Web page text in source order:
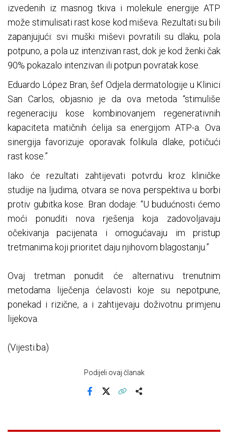
izvedenih iz masnog tkiva i molekule energije ATP
može stimulisati rast kose kod miševa. Rezultati su bili
zapanjujući: svi muški miševi povratili su dlaku, pola
potpuno, a pola uz intenzivan rast, dok je kod ženki čak
90% pokazalo intenzivan ili potpun povratak kose.
Eduardo López Bran, šef Odjela dermatologije u Klinici
San Carlos, objasnio je da ova metoda “stimuliše
regeneraciju kose kombinovanjem regenerativnih
kapaciteta matičnih ćelija sa energijom ATP-a. Ova
sinergija favorizuje oporavak folikula dlake, potičući
rast kose.”
Iako će rezultati zahtijevati potvrdu kroz kliničke
studije na ljudima, otvara se nova perspektiva u borbi
protiv gubitka kose. Bran dodaje: “U budućnosti ćemo
moći ponuditi nova rješenja koja zadovoljavaju
očekivanja pacijenata i omogućavaju im pristup
tretmanima koji prioritet daju njihovom blagostanju.”
Ovaj tretman ponudit će alternativu trenutnim
metodama liječenja ćelavosti koje su nepotpune,
ponekad i rizične, a i zahtijevaju doživotnu primjenu
lijekova.
(Vijesti.ba)
Podijeli ovaj članak